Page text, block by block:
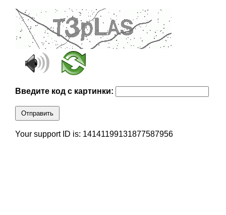
Введите код с картинки:
Отправить
Your support ID is: 14141199131877587956